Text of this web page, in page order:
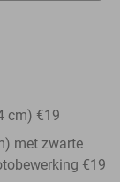
cm) €19
met zwarte
€19